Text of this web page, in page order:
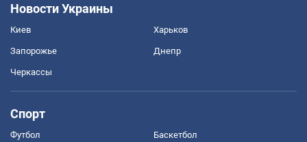
Новости Украины
Киев Харьков
Запорожье Днепр
Черкассы
Спорт
Футбол Баскетбол